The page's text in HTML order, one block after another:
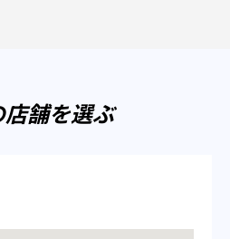
舗を選ぶ